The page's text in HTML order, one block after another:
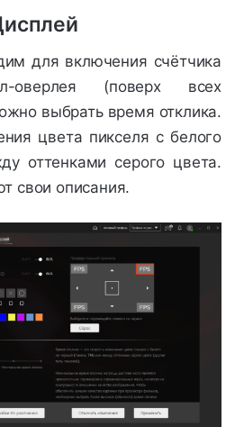
для включения счётчика
оверлея (поверх всех
выбрать время отклика.
цвета пикселя с белого
оттенками серого цвета.
свои описания.